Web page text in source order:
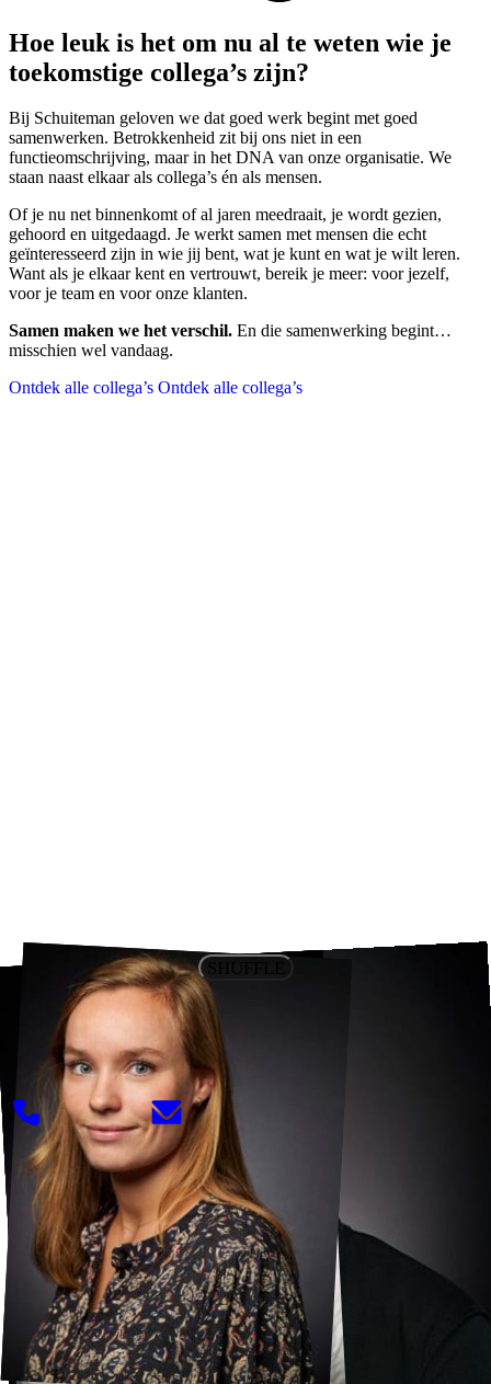
Hoe leuk is het om nu al te weten wie je
toekomstige collega’s zijn?
Bij Schuiteman geloven we dat goed werk begint met goed
samenwerken. Betrokkenheid zit bij ons niet in een
functieomschrijving, maar in het DNA van onze organisatie. We
staan naast elkaar als collega’s én als mensen.
Of je nu net binnenkomt of al jaren meedraait, je wordt gezien,
gehoord en uitgedaagd. Je werkt samen met mensen die echt
geïnteresseerd zijn in wie jij bent, wat je kunt en wat je wilt leren.
Want als je elkaar kent en vertrouwt, bereik je meer: voor jezelf,
voor je team en voor onze klanten.
Samen maken we het verschil. En die samenwerking begint…
misschien wel vandaag.
Ontdek alle collega’s Ontdek alle collega’s
Groei begint met een eerste stap. Zet die vandaag.
Bij Schuiteman werk je niet alleen aan je carrière,
maar aan jezelf. Vertel ons wie je bent.
085 080 7000 werken@schuiteman.com